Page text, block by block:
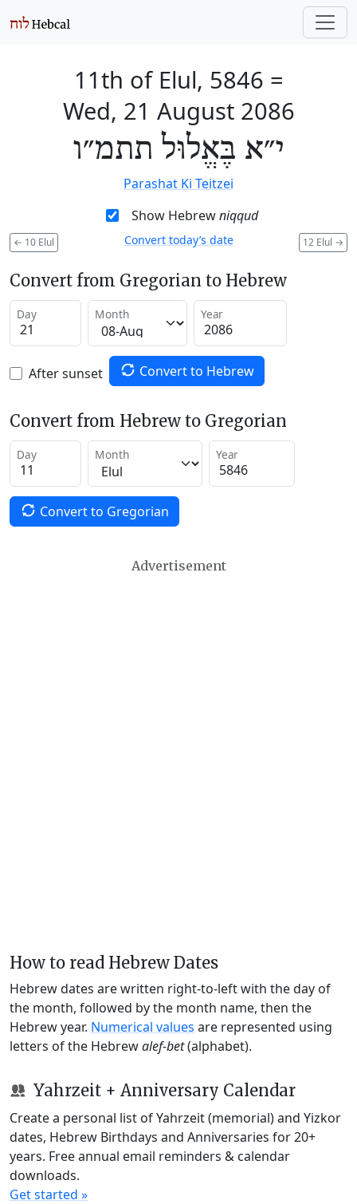
11th of Elul, 5846 =
Wed, 21 August 2086
י״א בֶּאֱלוּל תתמ״ו
Parashat Ki Teitzei
Show Hebrewniqqud
← 10 Elul 12 Elul →
Convert today’s date
Convert from Gregorian to Hebrew
Day Month Year
After sunset Convert to Hebrew
Convert from Hebrew to Gregorian
Day Month Year
Convert to Gregorian
Advertisement
How to read Hebrew Dates
Hebrew dates are written right-to-left with the day of
the month, followed by the month name, then the
Hebrew year. Numerical values are represented using
letters of the Hebrewalef-bet(alphabet).
Yahrzeit + Anniversary Calendar
Create a personal list of Yahrzeit (memorial) and Yizkor
dates, Hebrew Birthdays and Anniversaries for 20+
years. Free annual email reminders & calendar
downloads.
Get started »